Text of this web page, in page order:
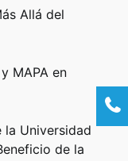
Allá del
MAPA en
la Universidad
de la